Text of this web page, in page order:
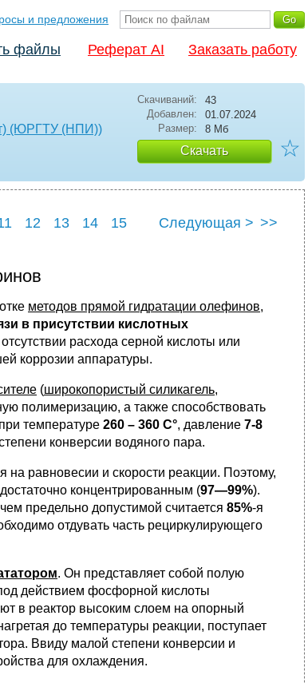
и предложения
файлы Реферат AI Заказать работу
(ЮРГТУ (НПИ))
Скачиваний:
43
Добавлен:
01.07.2024
Размер:
8 Мб
Скачать ☆
12 13 14
15
Следующая > >>
методов прямой гидратации олефинов,
в присутствии кислотных
расхода серной кислоты или
коррозии аппаратуры.
(широкопористый силикагель,
полимеризацию, а также способствовать
температуре 260 – 360 С°, давление 7-8
конверсии водяного пара.
равновесии и скорости реакции. Поэтому,
концентрированным (97—99%).
предельно допустимой считается 85%-я
отдувать часть рециркулирующего
. Он представляет собой полую
действием фосфорной кислоты
в реактор высоким слоем на опорный
до температуры реакции, поступает
Ввиду малой степени конверсии и
для охлаждения.